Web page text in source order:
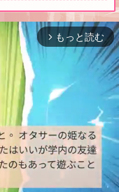
arrow_forward_ios もっと読む